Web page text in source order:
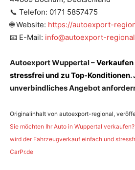
📞 Telefon: 0171 5857475
🌐 Website: https://autoexport-
📧 E-Mail: info@autoexport-
Autoexport Wuppertal –Verkaufen
stressfrei und zu Top-Konditionen.
unverbindliches Angebot
Originalinhalt von autoexport-regional,
Sie möchten Ihr Auto in Wuppertal
wird der Fahrzeugverkauf einfach und
CarPr.de